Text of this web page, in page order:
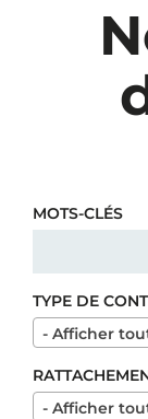
MOTS-CLÉS
TYPE DE
- Afficher
- Afficher